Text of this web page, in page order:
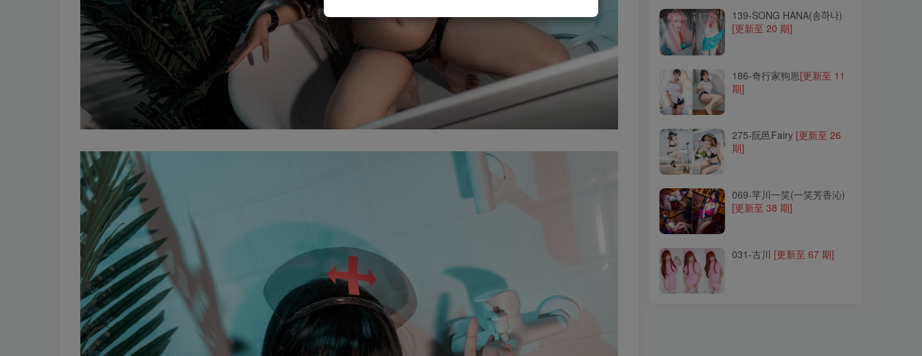
275-阮邑Fairy
069-芊川一笑(一笑芳香沁)
031-古川 [更新至 67 期]
139-SONG HANA(송하나)
[更新至 20 期]
186-奇行家狗崽[更新至 11
期]
275-阮邑Fairy [更新至 26
期]
069-芊川一笑(一笑芳香沁)
[更新至 38 期]
031-古川 [更新至 67 期]